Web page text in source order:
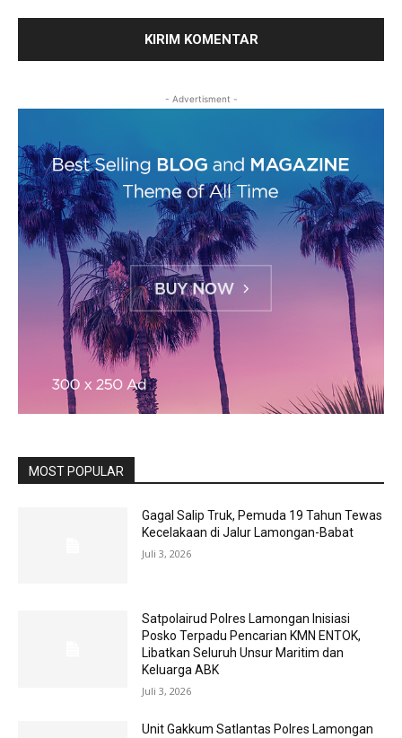
- Advertisment -
MOST POPULAR
Gagal Salip Truk, Pemuda 19 Tahun Tewas
Kecelakaan di Jalur Lamongan-Babat
Juli 3, 2026
Satpolairud Polres Lamongan Inisiasi
Posko Terpadu Pencarian KMN ENTOK,
Libatkan Seluruh Unsur Maritim dan
Keluarga ABK
Juli 3, 2026
Unit Gakkum Satlantas Polres Lamongan